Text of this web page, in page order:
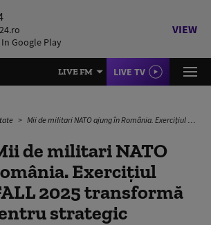
In Google Play
VIEW
LIVE FM LIVE TV
Mii de militari NATO ajung în România. Exercițiul DACIAN FALL 2025 transformă Cincu în centru strategic
de militari NATO
Exercițiul
2025 transformă
strategic